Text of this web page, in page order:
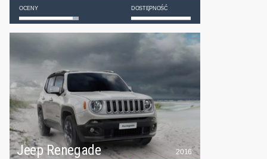
OCENY DOSTĘPNOŚĆ
Jeep Renegade 2016